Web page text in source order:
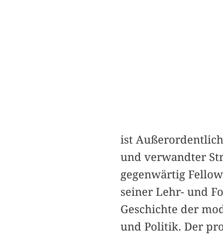
ist
und verwandter
gegenwärtig
seiner Lehr- und
Geschichte der
und Politik. Der